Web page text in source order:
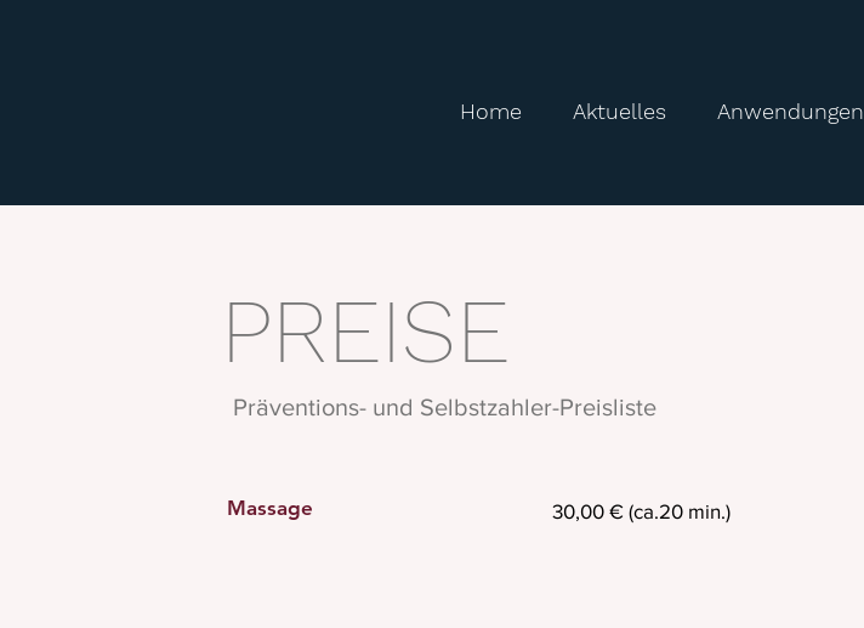
Home Aktuelles Anwendungen
PREISE
Präventions- und Selbstzahler-Preisliste
Massage 30,00 € (ca.20 min.)